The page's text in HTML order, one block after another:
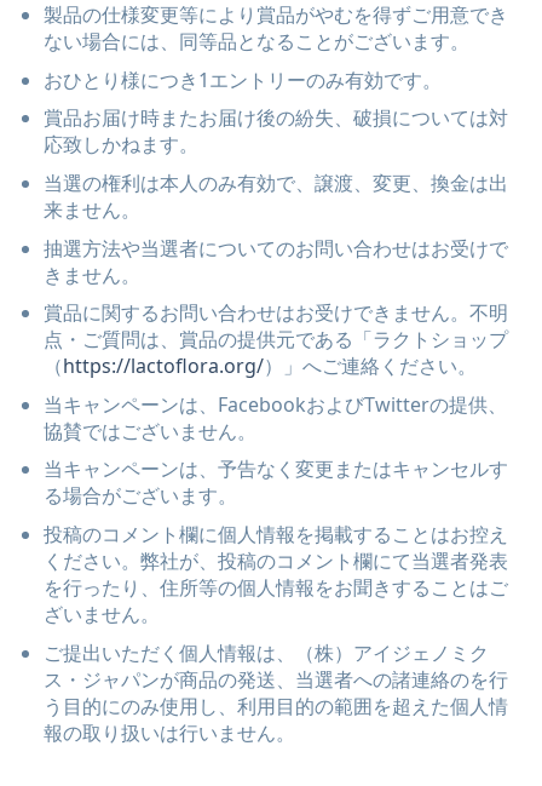
製品の仕様変更等により賞品がやむを得ずご用意でき
ない場合には、同等品となることがございます。
おひとり様につき1エントリーのみ有効です。
賞品お届け時またお届け後の紛失、破損については対
応致しかねます。
当選の権利は本人のみ有効で、譲渡、変更、換金は出
来ません。
抽選方法や当選者についてのお問い合わせはお受けで
きません。
賞品に関するお問い合わせはお受けできません。不明
点・ご質問は、賞品の提供元である「ラクトショップ
（https://lactoflora.org/）」へご連絡ください。
当キャンペーンは、FacebookおよびTwitterの提供、
協賛ではございません。
当キャンペーンは、予告なく変更またはキャンセルす
る場合がございます。
投稿のコメント欄に個人情報を掲載することはお控え
ください。弊社が、投稿のコメント欄にて当選者発表
を行ったり、住所等の個人情報をお聞きすることはご
ざいません。
ご提出いただく個人情報は、（株）アイジェノミク
ス・ジャパンが商品の発送、当選者への諸連絡のを行
う目的にのみ使用し、利用目的の範囲を超えた個人情
報の取り扱いは行いません。